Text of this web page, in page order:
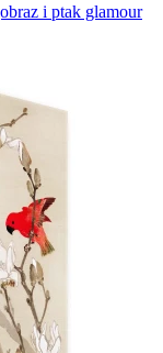
i ptak glamour